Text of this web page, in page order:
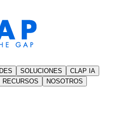
SOLUCIONES
CLAP IA
RECURSOS NOSOTROS